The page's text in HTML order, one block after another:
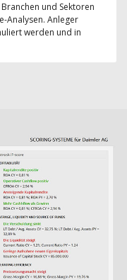
und Sektoren
Analysen. Anleger
werden und in